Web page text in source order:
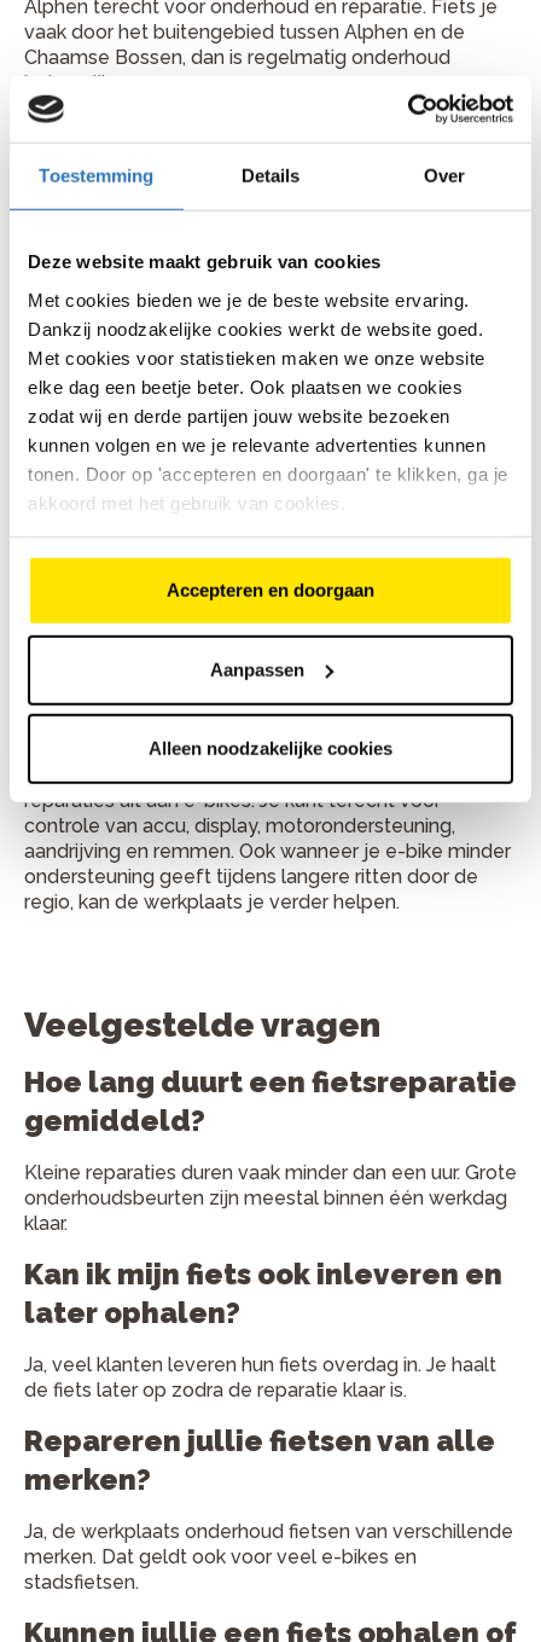
Toestemming Details Over
Deze website maakt gebruik van cookies
Met cookies bieden we je de beste website ervaring.
Dankzij noodzakelijke cookies werkt de website goed.
Met cookies voor statistieken maken we onze website
elke dag een beetje beter. Ook plaatsen we cookies
zodat wij en derde partijen jouw website bezoeken
kunnen volgen en we je relevante advertenties kunnen
tonen. Door op 'accepteren en doorgaan' te klikken, ga je
akkoord met het gebruik van cookies.
Accepteren en doorgaan
Aanpassen
Alleen noodzakelijke cookies
Alphen terecht voor onderhoud en reparatie. Fiets je
vaak door het buitengebied tussen Alphen en de
Chaamse Bossen, dan is regelmatig onderhoud
belangrijk.
Waarvoor kun je bij ons
terecht?
werkplaats van Bike Totaal de Jong Alphen. Van kleine
reparaties tot onderhoud aan elektrische fietsen
helpen de monteurs je snel weer op weg, zoals:
Versnelling afstellen, handig wanneer je fiets niet
soepel schakelt.
Binnenband vervangen, een veelvoorkomende
reparatie na een lekke band.
Remmen afstellen, belangrijk wanneer je remkracht
minder wordt.
Spaken controleren , voorkomt een slag in het wiel
tijdens langere ritten.
display uitvalt of geen juiste informatie toont.
E-bike reparatie in Alphen
Bike Totaal de Jong Alphen voert ook onderhoud en
reparaties uit aan e-bikes. Je kunt terecht voor
controle van accu, display, motorondersteuning,
aandrijving en remmen. Ook wanneer je e-bike minder
ondersteuning geeft tijdens langere ritten door de
regio, kan de werkplaats je verder helpen.
Veelgestelde vragen
Hoe lang duurt een fietsreparatie
gemiddeld?
Kleine reparaties duren vaak minder dan een uur. Grote
onderhoudsbeurten zijn meestal binnen één werkdag
klaar.
Kan ik mijn fiets ook inleveren en
later ophalen?
Ja, veel klanten leveren hun fiets overdag in. Je haalt
de fiets later op zodra de reparatie klaar is.
Repareren jullie fietsen van alle
merken?
Ja, de werkplaats onderhoud fietsen van verschillende
merken. Dat geldt ook voor veel e-bikes en
stadsfietsen.
Kunnen jullie een fiets ophalen of